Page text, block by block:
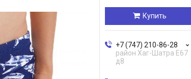
Купить
+7 (747) 210-86-28
район Хаг-Шатра Е67
д8